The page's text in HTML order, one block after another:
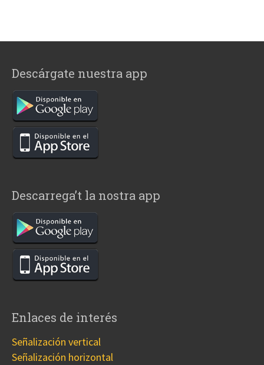
Descárgate nuestra app
Descarrega’t la nostra app
Enlaces de interés
Señalización vertical
Señalización horizontal